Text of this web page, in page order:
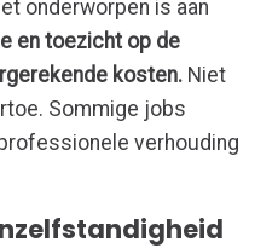
onderworpen is aan
en toezicht op de
kosten. Niet
Sommige jobs
verhouding